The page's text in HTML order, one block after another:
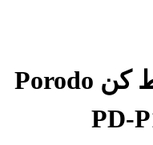
آبمیوه گیر و مخلوط کن Porodo